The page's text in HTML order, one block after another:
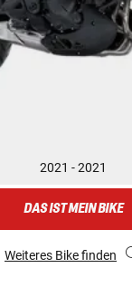
2021 - 2021
DAS IST MEIN BIKE
Weiteres Bike finden